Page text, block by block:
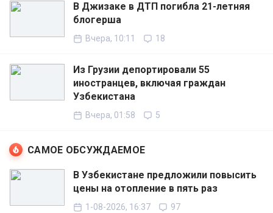
В Джизаке в ДТП погибла 21-летняя
блогерша
Вчера, 10:11 18
Из Грузии депортировали 55
иностранцев, включая граждан
Узбекистана
Вчера, 01:58 5
САМОЕ ОБСУЖДАЕМОЕ
В Узбекистане предложили повысить
цены на отопление в пять раз
1-08-2026, 16:37 97